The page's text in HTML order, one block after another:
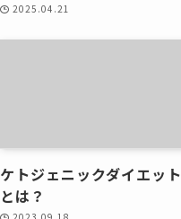
2025.04.21
ケトジェニックダイエット
とは？